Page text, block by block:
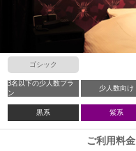
ゴシック
3名以下の少人数プラ
ン
少人数向け
黒系 紫系
ご利用料金